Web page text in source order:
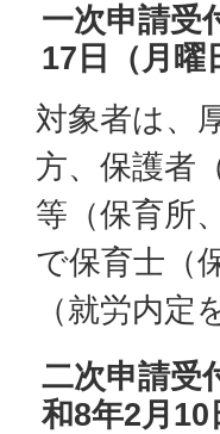
一次申請受
17日（月曜
対象者は、
方、保護者
等（保育所
で保育士（
（就労内
二次申請受
和8年2月10